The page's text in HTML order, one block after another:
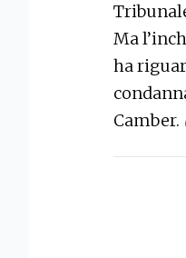
Ma
ha
Camber.